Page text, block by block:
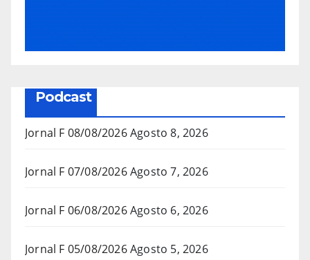
Podcast
Jornal F 08/08/2026Agosto 8, 2026
Jornal F 07/08/2026Agosto 7, 2026
Jornal F 06/08/2026Agosto 6, 2026
Jornal F 05/08/2026Agosto 5, 2026